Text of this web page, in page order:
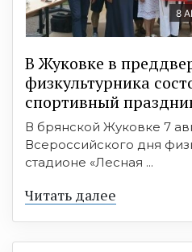
8
В Жуковке в
физкультурника
спортивный
В брянской Жуковке 7
Всероссийского дня
стадионе «Лесная ...
Читать далее